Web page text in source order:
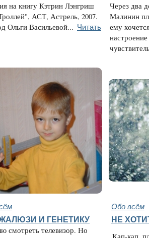
на книгу Кэтрин Лэнгриш
АСТ, Астрель, 2007.
Ольги Васильевой... Читать
Через два
Малинин
ему
Обо всём
И ГЕНЕТИКУ
смотреть телевизор. Но
НЕ